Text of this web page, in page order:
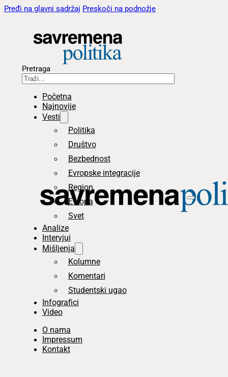
Pređi na glavni sadržaj Preskoči na podnožje
Pretraga
Početna
Najnovije
Vesti
Politika
Društvo
Bezbednost
Evropske integracije
Region
Evropa
Svet
Analize
Intervjui
Mišljenja
Kolumne
Komentari
Studentski ugao
Infografici
Video
O nama
Impressum
Kontakt